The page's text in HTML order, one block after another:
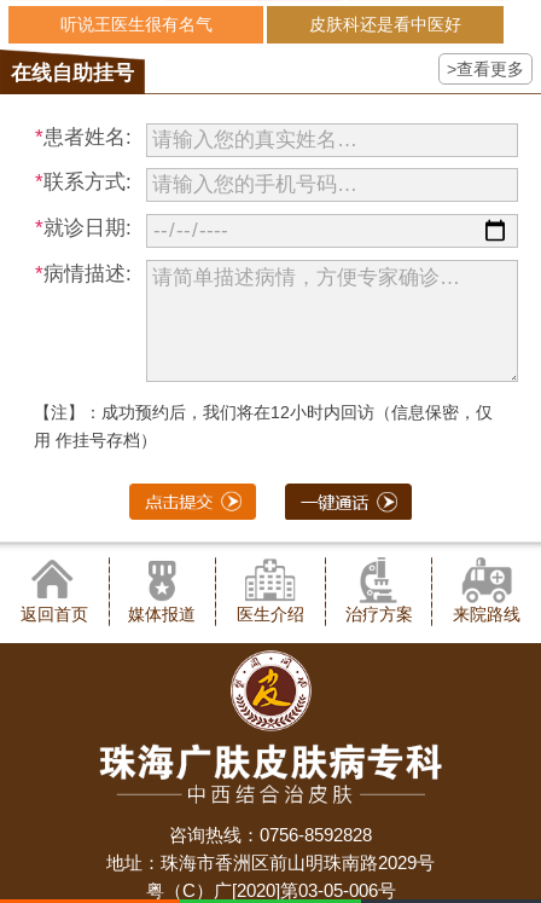
听说王医生很有名气 皮肤科还是看中医好
在线自助挂号 >查看更多
*患者姓名:
*联系方式:
*就诊日期:
*病情描述:
【注】：成功预约后，我们将在12小时内回访（信息保密，仅
用 作挂号存档）
返回首页 媒体报道 医生介绍 治疗方案 来院路线
咨询热线：0756-8592828
地址：珠海市香洲区前山明珠南路2029号
粤（C）广[2020]第03-05-006号